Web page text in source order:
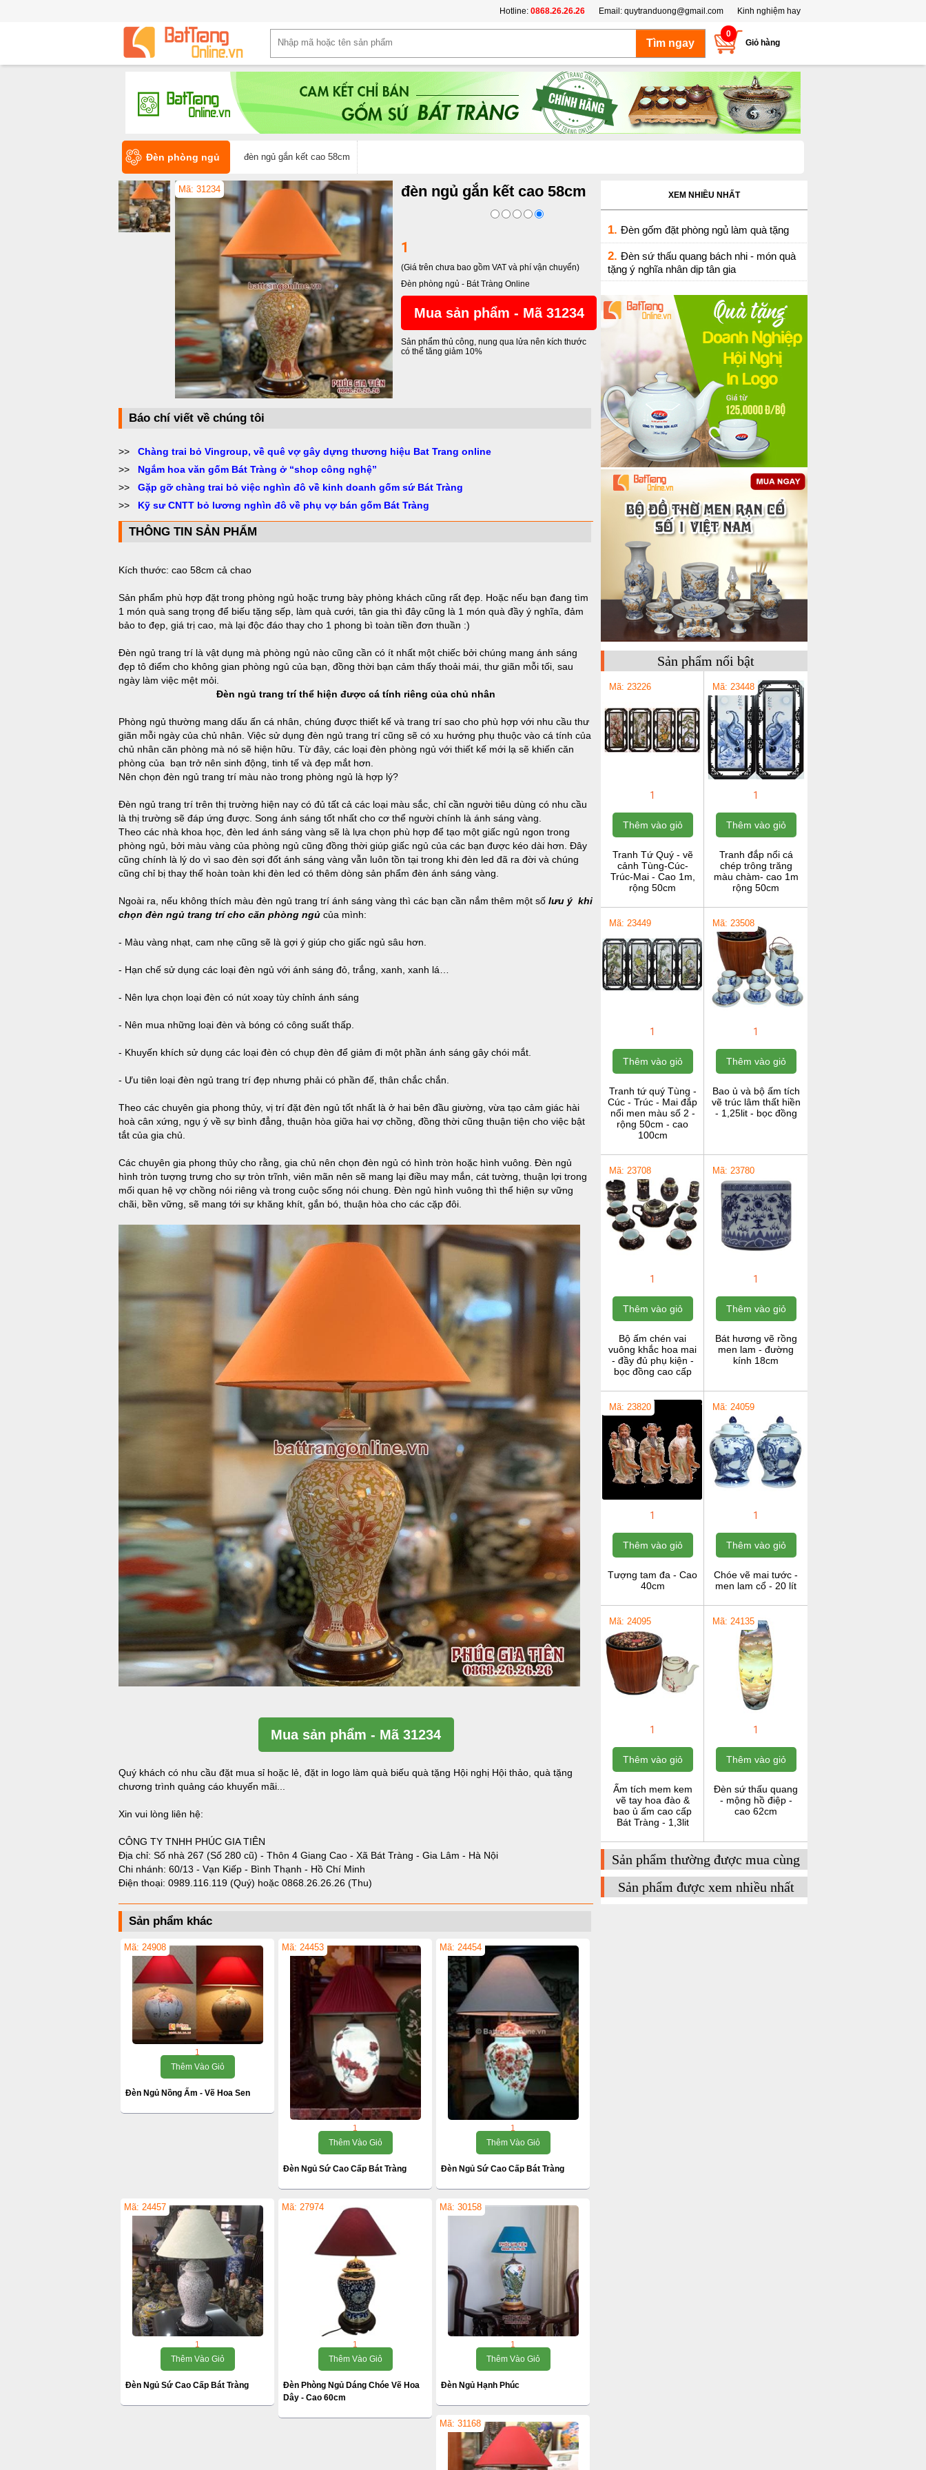
Hotline: 0868.26.26.26 Email: quytranduong@gmail.com Kinh nghiệm hay
0
Giỏ hàng
Đèn phòng ngủ đèn ngủ gắn kết cao 58cm
Mã: 31234 đèn ngủ gắn kết cao 58cm
1
(Giá trên chưa bao gồm VAT và phí vận chuyển)
Đèn phòng ngủ - Bát Tràng Online
Mua sản phẩm - Mã 31234
Sản phẩm thủ công, nung qua lửa nên kích thước
có thể tăng giảm 10%
Báo chí viết về chúng tôi
>> Chàng trai bỏ Vingroup, về quê vợ gây dựng thương hiệu Bat Trang online
>> Ngắm hoa văn gốm Bát Tràng ở “shop công nghệ”
>> Gặp gỡ chàng trai bỏ việc nghìn đô về kinh doanh gốm sứ Bát Tràng
>> Kỹ sư CNTT bỏ lương nghìn đô về phụ vợ bán gốm Bát Tràng
THÔNG TIN SẢN PHẨM
Kích thước: cao 58cm cả chao
Sản phẩm phù hợp đặt trong phòng ngủ hoặc trưng bày phòng khách cũng rất đẹp. Hoặc nếu bạn đang tìm
1 món quà sang trọng để biếu tặng sếp, làm quà cưới, tân gia thì đây cũng là 1 món quà đầy ý nghĩa, đảm
bảo to đẹp, giá trị cao, mà lại độc đáo thay cho 1 phong bì toàn tiền đơn thuần :)
Đèn ngủ trang trí là vật dụng mà phòng ngủ nào cũng cần có ít nhất một chiếc bởi chúng mang ánh sáng
đẹp tô điểm cho không gian phòng ngủ của bạn, đồng thời bạn cảm thấy thoải mái, thư giãn mỗi tối, sau
ngày làm việc mệt mỏi.
Đèn ngủ trang trí thể hiện được cá tính riêng của chủ nhân
Phòng ngủ thường mang dấu ấn cá nhân, chúng được thiết kế và trang trí sao cho phù hợp với nhu cầu thư
giãn mỗi ngày của chủ nhân. Việc sử dụng đèn ngủ trang trí cũng sẽ có xu hướng phụ thuộc vào cá tính của
chủ nhân căn phòng mà nó sẽ hiện hữu. Từ đây, các loại đèn phòng ngủ với thiết kế mới lạ sẽ khiến căn
phòng của bạn trở nên sinh động, tinh tế và đẹp mắt hơn.
Nên chọn đèn ngủ trang trí màu nào trong phòng ngủ là hợp lý?
Đèn ngủ trang trí trên thị trường hiện nay có đủ tất cả các loại màu sắc, chỉ cần người tiêu dùng có nhu cầu
là thị trường sẽ đáp ứng được. Song ánh sáng tốt nhất cho cơ thể người chính là ánh sáng vàng.
Theo các nhà khoa học, đèn led ánh sáng vàng sẽ là lựa chọn phù hợp để tạo một giấc ngủ ngon trong
phòng ngủ, bởi màu vàng của phòng ngủ cũng đồng thời giúp giấc ngủ của các bạn được kéo dài hơn. Đây
cũng chính là lý do vì sao đèn sợi đốt ánh sáng vàng vẫn luôn tồn tại trong khi đèn led đã ra đời và chúng
cũng chỉ bị thay thế hoàn toàn khi đèn led có thêm dòng sản phẩm đèn ánh sáng vàng.
Ngoài ra, nếu không thích màu đèn ngủ trang trí ánh sáng vàng thì các bạn cần nắm thêm một số lưu ý khi
chọn đèn ngủ trang trí cho căn phòng ngủ của mình:
- Màu vàng nhạt, cam nhẹ cũng sẽ là gợi ý giúp cho giấc ngủ sâu hơn.
- Hạn chế sử dụng các loại đèn ngủ với ánh sáng đỏ, trắng, xanh, xanh lá…
- Nên lựa chọn loại đèn có nút xoay tùy chỉnh ánh sáng
- Nên mua những loại đèn và bóng có công suất thấp.
- Khuyến khích sử dụng các loại đèn có chụp đèn để giảm đi một phần ánh sáng gây chói mắt.
- Ưu tiên loại đèn ngủ trang trí đẹp nhưng phải có phần đế, thân chắc chắn.
Theo các chuyên gia phong thủy, vị trí đặt đèn ngủ tốt nhất là ở hai bên đầu giường, vừa tạo cảm giác hài
hoà cân xứng, ngụ ý về sự bình đẳng, thuận hòa giữa hai vợ chồng, đồng thời cũng thuận tiện cho việc bật
tắt của gia chủ.
Các chuyên gia phong thủy cho rằng, gia chủ nên chọn đèn ngủ có hình tròn hoặc hình vuông. Đèn ngủ
hình tròn tượng trưng cho sự tròn trĩnh, viên mãn nên sẽ mang lại điều may mắn, cát tường, thuận lợi trong
mối quan hệ vợ chồng nói riêng và trong cuộc sống nói chung. Đèn ngủ hình vuông thì thể hiện sự vững
chãi, bền vững, sẽ mang tới sự khăng khít, gắn bó, thuận hòa cho các cặp đôi.
Mua sản phẩm - Mã 31234
Quý khách có nhu cầu đặt mua sỉ hoặc lẻ, đặt in logo làm quà biếu quà tặng Hội nghị Hội thảo, quà tặng
chương trình quảng cáo khuyến mãi...
Xin vui lòng liên hệ:
CÔNG TY TNHH PHÚC GIA TIÊN
Địa chỉ: Số nhà 267 (Số 280 cũ) - Thôn 4 Giang Cao - Xã Bát Tràng - Gia Lâm - Hà Nội
Chi nhánh: 60/13 - Vạn Kiếp - Bình Thạnh - Hồ Chí Minh
Điện thoại: 0989.116.119 (Quý) hoặc 0868.26.26.26 (Thu)
Sản phẩm khác
Mã: 24908
1
Thêm Vào Giỏ
Đèn Ngủ Nồng Ấm - Vẽ Hoa Sen
Mã: 24453
1
Thêm Vào Giỏ
Đèn Ngủ Sứ Cao Cấp Bát Tràng
Mã: 24454
1
Thêm Vào Giỏ
Đèn Ngủ Sứ Cao Cấp Bát Tràng
Mã: 24457
1
Thêm Vào Giỏ
Đèn Ngủ Sứ Cao Cấp Bát Tràng
Mã: 27974
1
Thêm Vào Giỏ
Đèn Phòng Ngủ Dáng Chóe Vẽ Hoa
Dây - Cao 60cm
Mã: 30158
1
Thêm Vào Giỏ
Đèn Ngủ Hạnh Phúc
Mã: 31168
XEM NHIỀU NHẤT
1. Đèn gốm đặt phòng ngủ làm quà tặng
2. Đèn sứ thấu quang bách nhi - món quà
tặng ý nghĩa nhân dịp tân gia
Sản phẩm nổi bật
Mã: 23226
1
Thêm vào giỏ
Tranh Tứ Quý - vẽ
cảnh Tùng-Cúc-
Trúc-Mai - Cao 1m,
rộng 50cm
Mã: 23448
1
Thêm vào giỏ
Tranh đắp nổi cá
chép trông trăng
màu chàm- cao 1m
rộng 50cm
Mã: 23449
1
Thêm vào giỏ
Tranh tứ quý Tùng -
Cúc - Trúc - Mai đắp
nổi men màu số 2 -
rộng 50cm - cao
100cm
Mã: 23508
1
Thêm vào giỏ
Bao ủ và bộ ấm tích
vẽ trúc lâm thất hiền
- 1,25lit - bọc đồng
Mã: 23708
1
Thêm vào giỏ
Bộ ấm chén vai
vuông khắc hoa mai
- đầy đủ phụ kiện -
bọc đồng cao cấp
Mã: 23780
1
Thêm vào giỏ
Bát hương vẽ rồng
men lam - đường
kính 18cm
Mã: 23820
1
Thêm vào giỏ
Tượng tam đa - Cao
40cm
Mã: 24059
1
Thêm vào giỏ
Chóe vẽ mai tước -
men lam cổ - 20 lít
Mã: 24095
1
Thêm vào giỏ
Ấm tích mem kem
vẽ tay hoa đào &
bao ủ ấm cao cấp
Bát Tràng - 1,3lit
Mã: 24135
1
Thêm vào giỏ
Đèn sứ thấu quang
- mộng hồ điệp -
cao 62cm
Sản phẩm thường được mua cùng
Sản phẩm được xem nhiều nhất